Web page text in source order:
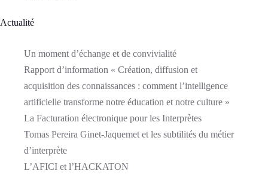
Actualité
Un moment d’échange et de convivialité
Rapport d’information « Création, diffusion et
acquisition des connaissances : comment l’intelligence
artificielle transforme notre éducation et notre culture »
La Facturation électronique pour les Interprètes
Tomas Pereira Ginet-Jaquemet et les subtilités du métier
d’interprète
L’AFICI et l’HACKATON